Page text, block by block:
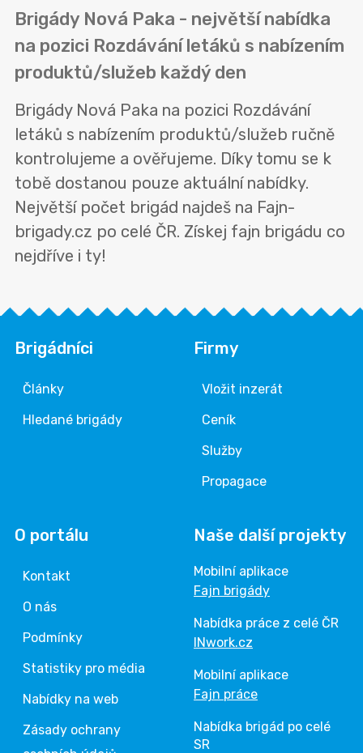
Brigády Nová Paka - největší nabídka
na pozici Rozdávání letáků s nabízením
produktů/služeb každý den
Brigády Nová Paka na pozici Rozdávání
letáků s nabízením produktů/služeb ručně
kontrolujeme a ověřujeme. Díky tomu se k
tobě dostanou pouze aktuální nabídky.
Největší počet brigád najdeš na Fajn-
brigady.cz po celé ČR. Získej fajn brigádu co
nejdříve i ty!
Brigádníci
Články
Hledané brigády
Firmy
Vložit inzerát
Ceník
Služby
Propagace
O portálu
Kontakt
O nás
Podmínky
Statistiky pro média
Nabídky na web
Zásady ochrany
Naše další projekty
Mobilní aplikace
Fajn brigády
Nabídka práce z celé ČR
INwork.cz
Mobilní aplikace
Fajn práce
Nabídka brigád po celé
SR